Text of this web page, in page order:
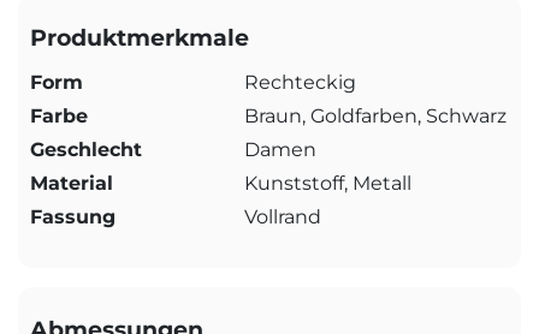
Produktmerkmale
Form
Rechteckig
Farbe
Braun, Goldfarben, Schwarz
Geschlecht
Damen
Material
Kunststoff, Metall
Fassung
Vollrand